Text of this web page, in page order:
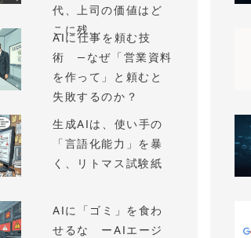
代、上司の価値はど
こに残...
AIに仕事を頼む技
術 —なぜ「営業資料
を作って」と頼むと
失敗するのか？
生成AIは、使い手の
「言語化能力」を暴
く、リトマス試験紙
AIに「ゴミ」を食わ
せるな ーAIエージ